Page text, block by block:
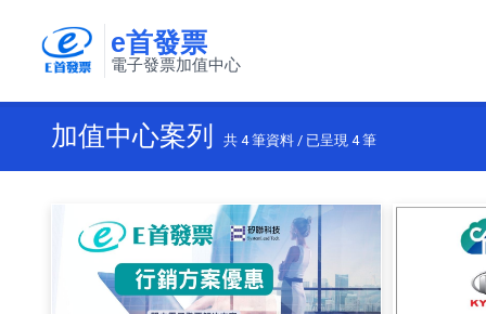
e首發票
電子發票加值中心
加值中心案列 共 4筆資料 / 已呈現 4筆